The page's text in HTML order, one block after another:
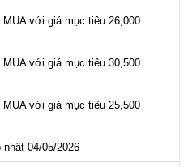
MUA với giá mục tiêu 26,000
MUA với giá mục tiêu 30,500
MUA với giá mục tiêu 25,500
04/05/2026